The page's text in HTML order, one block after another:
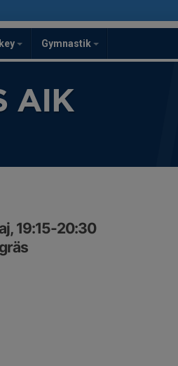
Gymnastik
AIK
19:15-20:30